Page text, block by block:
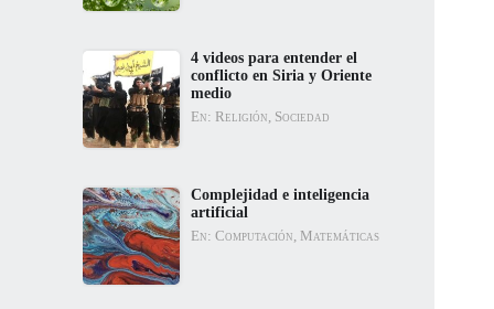
4 videos para entender el
conflicto en Siria y Oriente
medio
En: Religión, Sociedad
Complejidad e inteligencia
artificial
En: Computación, Matemáticas